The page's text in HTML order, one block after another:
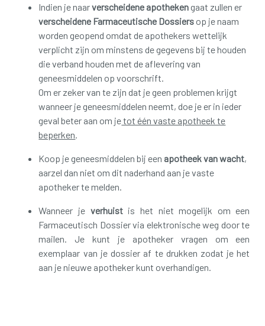
Indien je naarverscheidene apothekengaat zullen er
verscheidene Farmaceutische Dossiers op je naam
worden geopend omdat de apothekers wettelijk
verplicht zijn om minstens de gegevens bij te houden
die verband houden met de aflevering van
geneesmiddelen op voorschrift.
Om er zeker van te zijn dat je geen problemen krijgt
wanneer je geneesmiddelen neemt, doe je er in ieder
geval beter aan om jetot één vaste apotheek te
beperken
Koop je geneesmiddelen bij een apotheek van wacht,
aarzel dan niet om dit naderhand aan je vaste
apotheker te melden.
Wanneer je verhuist is het niet mogelijk om een
Farmaceutisch Dossier via elektronische weg door te
mailen. Je kunt je apotheker vragen om een
exemplaar van je dossier af te drukken zodat je het
aan je nieuwe apotheker kunt overhandigen.